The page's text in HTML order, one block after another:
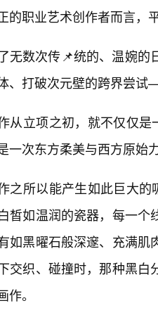
的职业艺术创作者而言，
无数次传📌统的、温婉的
、打破次元壁的跨界尝
从立项之初，就不仅仅是
一次东方柔美与西方原始
之所以能产生如此巨大的
皙如温润的瓷器，每一
如黑曜石般深邃、充满
交织、碰撞时，那种黑
。